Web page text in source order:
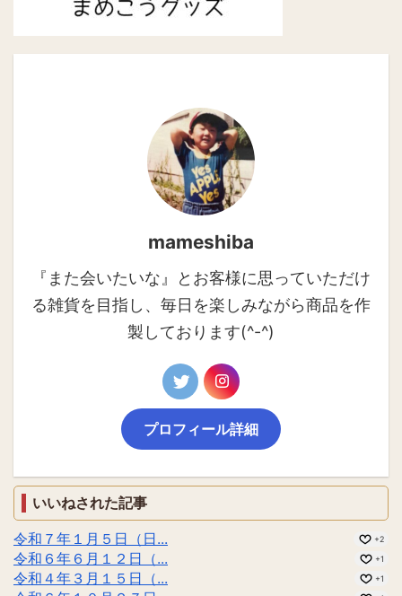
mameshiba
『また会いたいな』とお客様に思っていただけ
る雑貨を目指し、毎日を楽しみながら商品を作
製しております(^-^)
プロフィール詳細
いいねされた記事
令和７年１月５日（日...
+2
令和６年６月１２日（... +1
令和４年３月１５日（... +1